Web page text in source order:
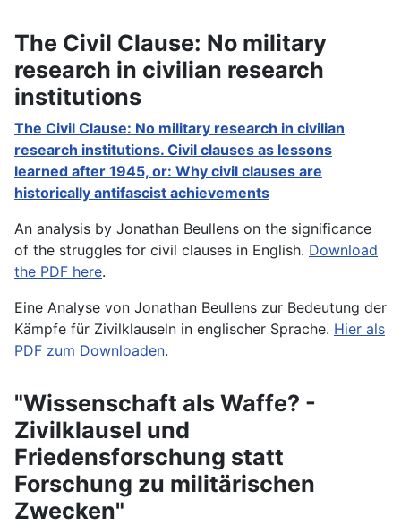
The Civil Clause: No military
research in civilian research
institutions
The Civil Clause: No military research in civilian
research institutions. Civil clauses as lessons
learned after 1945, or: Why civil clauses are
historically antifascist achievements
An analysis by Jonathan Beullens on the significance
of the struggles for civil clauses in English. Download
the PDF here.
Eine Analyse von Jonathan Beullens zur Bedeutung der
Kämpfe für Zivilklauseln in englischer Sprache. Hier als
PDF zum Downloaden.
"Wissenschaft als Waffe? -
Zivilklausel und
Friedensforschung statt
Forschung zu militärischen
Zwecken"